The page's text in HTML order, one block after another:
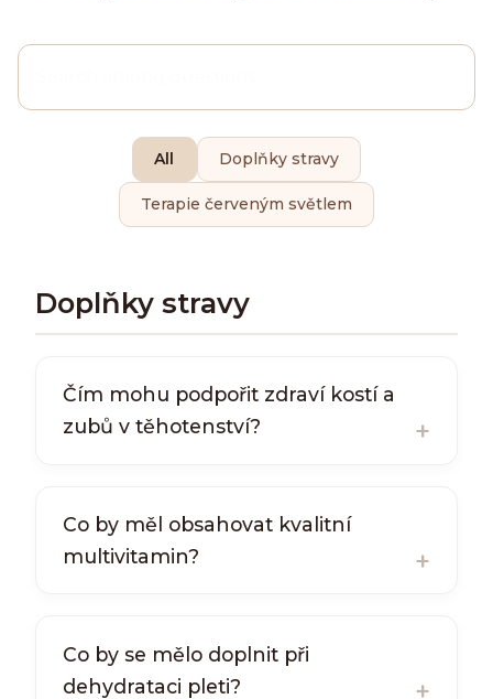
All Doplňky stravy
Terapie červeným světlem
Doplňky stravy
Čím mohu podpořit zdraví kostí a
zubů v těhotenství?
Co by měl obsahovat kvalitní
multivitamin?
Co by se mělo doplnit při
dehydrataci pleti?